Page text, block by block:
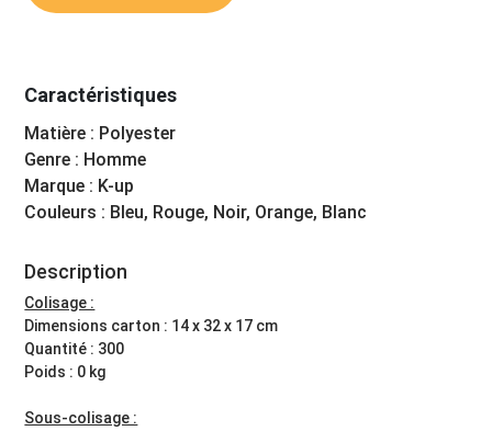
Caractéristiques
Matière : Polyester
Genre : Homme
Marque : K-up
Couleurs : Bleu, Rouge, Noir, Orange, Blanc
Description
Colisage :
Dimensions carton : 14 x 32 x 17 cm
Quantité : 300
Poids : 0 kg
Sous-colisage :